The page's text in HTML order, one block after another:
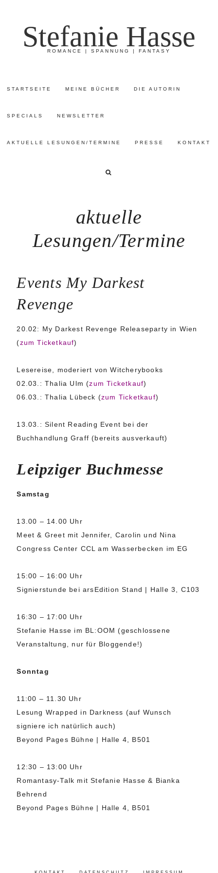
Stefanie Hasse
ROMANCE | SPANNUNG | FANTASY
STARTSEITE MEINE BÜCHER DIE AUTORIN
SPECIALS NEWSLETTER
AKTUELLE LESUNGEN/TERMINE PRESSE KONTAKT
aktuelle
Lesungen/Termine
Events My Darkest
Revenge
20.02: My Darkest Revenge Releaseparty in Wien
(zum Ticketkauf)
Lesereise, moderiert von Witcherybooks
02.03.: Thalia Ulm (zum Ticketkauf)
06.03.: Thalia Lübeck (zum Ticketkauf)
13.03.: Silent Reading Event bei der
Buchhandlung Graff (bereits ausverkauft)
Leipziger Buchmesse
Samstag
13.00 – 14.00 Uhr
Meet & Greet mit Jennifer, Carolin und Nina
Congress Center CCL am Wasserbecken im EG
15:00 – 16:00 Uhr
Signierstunde bei arsEdition Stand | Halle 3, C103
16:30 – 17:00 Uhr
Stefanie Hasse im BL:OOM (geschlossene
Veranstaltung, nur für Bloggende!)
Sonntag
11:00 – 11.30 Uhr
Lesung Wrapped in Darkness (auf Wunsch
signiere ich natürlich auch)
Beyond Pages Bühne | Halle 4, B501
12:30 – 13:00 Uhr
Romantasy-Talk mit Stefanie Hasse & Bianka
Behrend
Beyond Pages Bühne | Halle 4, B501